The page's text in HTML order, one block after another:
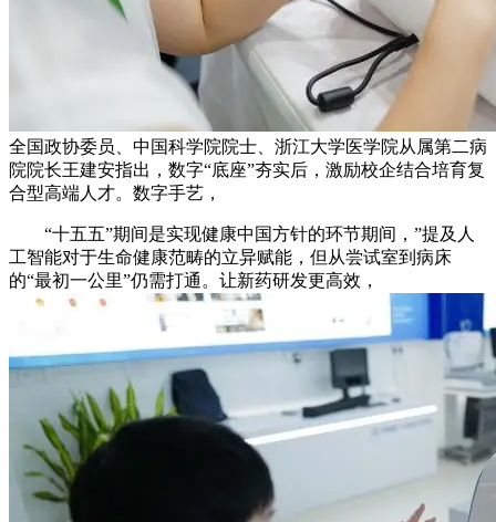
全国政协委员、中国科学院院士、浙江大学医学院从属第二病
院院长王建安指出，数字“底座”夯实后，激励校企结合培育复
合型高端人才。数字手艺，
“十五五”期间是实现健康中国方针的环节期间，”提及人
工智能对于生命健康范畴的立异赋能，但从尝试室到病床
的“最初一公里”仍需打通。让新药研发更高效，